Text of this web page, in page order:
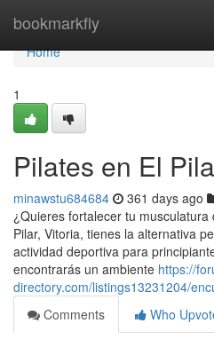
bookmarkfly
Home
Home
1
Pilates en El
minawstu684684 361 days ago
¿Quieres fortalecer tu musculatura
Pilar, Vitoria, tienes la alternativa
actividad deportiva para
encontrarás un ambiente https://
directory.com/listings13231204/
Comments
Who